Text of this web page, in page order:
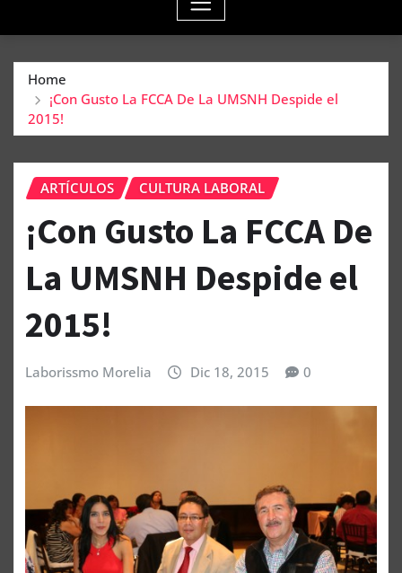
Home
¡Con Gusto La FCCA De La UMSNH Despide el
2015!
ARTÍCULOS CULTURA LABORAL
¡Con Gusto La FCCA De
La UMSNH Despide el
2015!
Laborissmo Morelia Dic 18, 2015 0